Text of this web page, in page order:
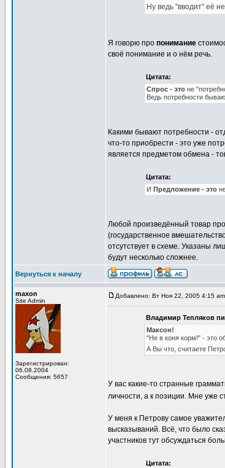
Ну ведь "вводит" её
Я говорю про понимание
своё понимание и о нём речь.
Цитата:
Спрос - это не
Ведь потребности
Какими бывают потребности -
что-то приобрести - это уже
является предметом обмена -
Цитата:
И Предложение - это
Любой произведённый товар
(государственное
отсутствует в схеме. Указаны
будут несколько сложнее.
Вернуться к началу
maxon
Site Admin
Зарегистрирован:
06.08.2004
Сообщения: 5657
Добавлено: Вт Ноя 22, 2005 4:15 am
Владимир Тепляков
Максон!
"Не в коня корм!" - это
А Вы что, считаете
У вас какие-то странные
личности, а к позиции. Мне уже
У меня к Петрову самое
высказываний. Всё, что было
участников тут обсуждаться
Цитата: